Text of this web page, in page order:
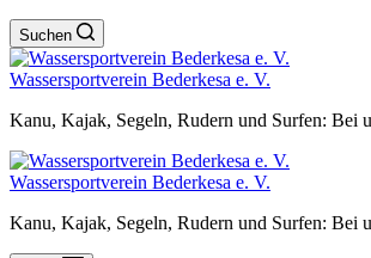
Suchen
Wassersportverein Bederkesa e. V.
Kanu, Kajak, Segeln, Rudern und Surfen: Bei
Wassersportverein Bederkesa e. V.
Kanu, Kajak, Segeln, Rudern und Surfen: Bei